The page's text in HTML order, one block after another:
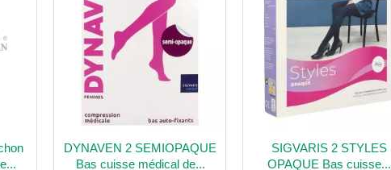
DYNAVEN 2 SEMIOPAQUE
Bas cuisse médical de...
SIGVARIS 2 STYLES
OPAQUE Bas cuisse...